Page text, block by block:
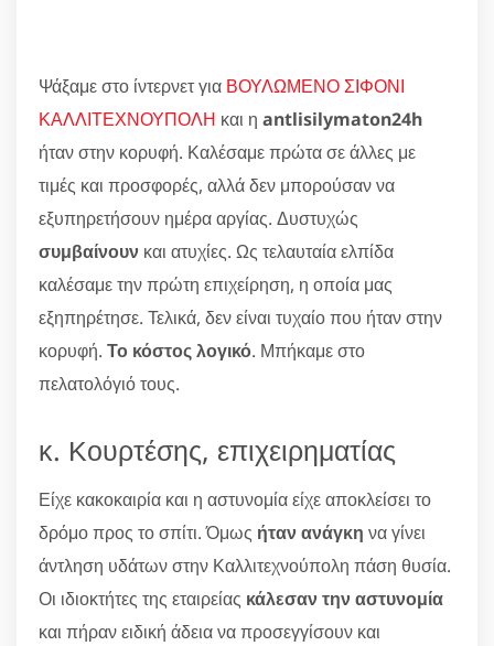
Ψάξαμε στο ίντερνετ για ΒΟΥΛΩΜΕΝΟ ΣΙΦΟΝΙ
ΚΑΛΛΙΤΕΧΝΟΥΠΟΛΗ και η antlisilymaton24h
ήταν στην κορυφή. Καλέσαμε πρώτα σε άλλες με
τιμές και προσφορές, αλλά δεν μπορούσαν να
εξυπηρετήσουν ημέρα αργίας. Δυστυχώς
συμβαίνουν και ατυχίες. Ως τελαυταία ελπίδα
καλέσαμε την πρώτη επιχείρηση, η οποία μας
εξηπηρέτησε. Τελικά, δεν είναι τυχαίο που ήταν στην
κορυφή. Το κόστος λογικό. Μπήκαμε στο
πελατολόγιό τους.
κ. Κουρτέσης, επιχειρηματίας
Είχε κακοκαιρία και η αστυνομία είχε αποκλείσει το
δρόμο προς το σπίτι. Όμως ήταν ανάγκη να γίνει
άντληση υδάτων στην Καλλιτεχνούπολη πάση θυσία.
Οι ιδιοκτήτες της εταιρείας κάλεσαν την αστυνομία
και πήραν ειδική άδεια να προσεγγίσουν και